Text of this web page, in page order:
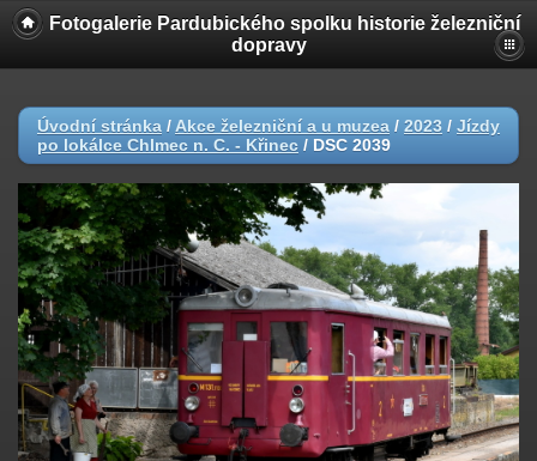
Fotogalerie Pardubického spolku historie železniční
dopravy
Úvodní stránka / Akce železniční a u muzea / 2023 / Jízdy
po lokálce Chlmec n. C. - Křinec / DSC 2039